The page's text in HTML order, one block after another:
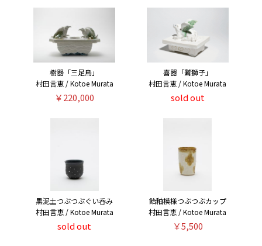
樹器「三足鳥」
村田言恵 / Kotoe Murata
￥220,000
喜器「鷲獅子」
村田言恵 / Kotoe Murata
sold out
黒泥土つぶつぶぐい呑み
村田言恵 / Kotoe Murata
sold out
飴釉模様つぶつぶカップ
村田言恵 / Kotoe Murata
￥5,500